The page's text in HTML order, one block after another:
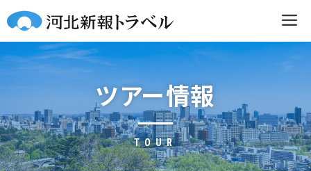
Skip
to
content
ツアー情報
TOUR